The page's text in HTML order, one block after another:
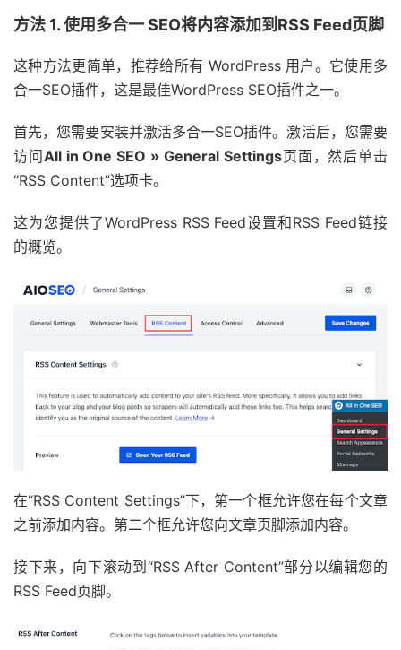
方法 1. 使用多合一 SEO将内容添加到RSS Feed页脚
这种方法更简单，推荐给所有 WordPress 用户。它使用多
合一SEO插件，这是最佳WordPress SEO插件之一。
首先，您需要安装并激活多合一SEO插件。激活后，您需要
访问All in One SEO » General Settings页面，然后单击
“RSS Content”选项卡。
这为您提供了WordPress RSS Feed设置和RSS Feed链接
的概览。
在“RSS Content Settings”下，第一个框允许您在每个文章
之前添加内容。第二个框允许您向文章页脚添加内容。
接下来，向下滚动到“RSS After Content”部分以编辑您的
RSS Feed页脚。